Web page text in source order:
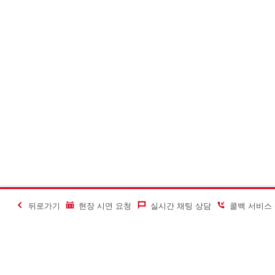
뒤로가기 현장 시연 요청 실시간 채팅 상담 콜백 서비스